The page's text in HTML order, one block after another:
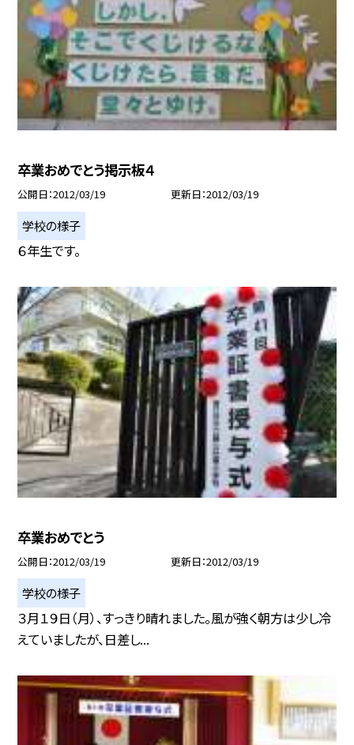
卒業おめでとう掲示板４
公開日 2012/03/19 更新日 2012/03/19
学校の様子
６年生です。
卒業おめでとう
公開日 2012/03/19 更新日 2012/03/19
学校の様子
３月１９日（月）、すっきり晴れました。風が強く朝方は少し冷
えていましたが、日差し...